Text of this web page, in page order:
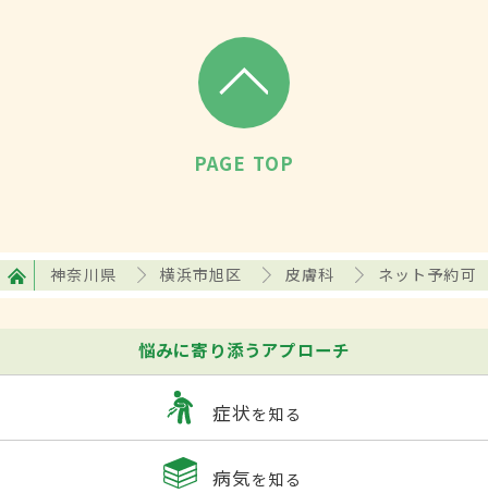
PAGE TOP
神奈川県 横浜市旭区 皮膚科 ネット予約可
悩みに寄り添うアプローチ
症状を知る
病気を知る